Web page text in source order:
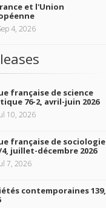
et l'Union
4, 2026
française de science
76-2, avril-juin 2026
10, 2026
française de sociologie
4, juillet-décembre 2026
7, 2026
contemporaines 139,